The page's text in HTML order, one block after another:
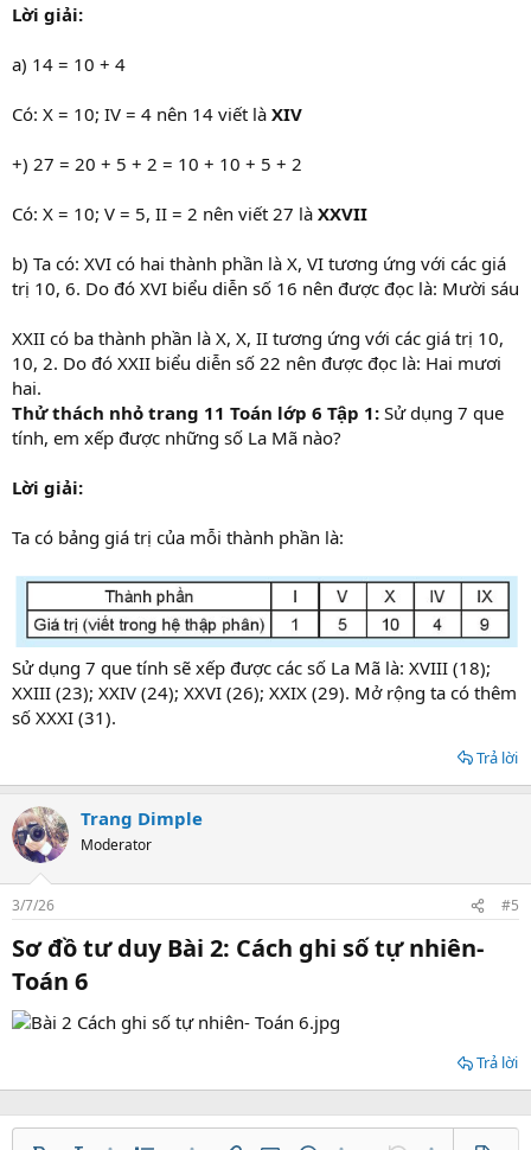
Lời giải:
a) 14 = 10 + 4
Có: X = 10; IV = 4 nên 14 viết là XIV
+) 27 = 20 + 5 + 2 = 10 + 10 + 5 + 2
Có: X = 10; V = 5, II = 2 nên viết 27 là XXVII
b) Ta có: XVI có hai thành phần là X, VI tương ứng với các giá
trị 10, 6. Do đó XVI biểu diễn số 16 nên được đọc là: Mười sáu
XXII có ba thành phần là X, X, II tương ứng với các giá trị 10,
10, 2. Do đó XXII biểu diễn số 22 nên được đọc là: Hai mươi
hai.
Thử thách nhỏ trang 11 Toán lớp 6 Tập 1: Sử dụng 7 que
tính, em xếp được những số La Mã nào?
Lời giải:
Ta có bảng giá trị của mỗi thành phần là:
Sử dụng 7 que tính sẽ xếp được các số La Mã là: XVIII (18);
XXIII (23); XXIV (24); XXVI (26); XXIX (29). Mở rộng ta có thêm
số XXXI (31).
Trả lời
Trang Dimple
Moderator
3/7/26 #5
Sơ đồ tư duy Bài 2: Cách ghi số tự nhiên-
Toán 6​
Trả lời